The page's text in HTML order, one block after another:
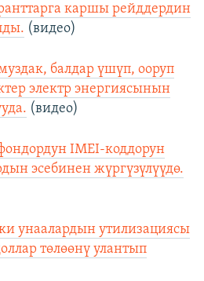
каршы рейддердин
(видео)
балдар үшүп, ооруп
электр энергиясынын
(видео)
IMEI-коддорун
эсебинен жүргүзүлүүдө.
унаалардын утилизациясы
төлөөнү улантып